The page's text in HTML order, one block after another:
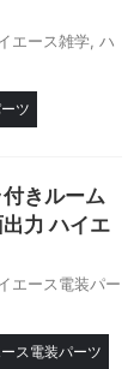
エース雑学, ハ
ツ
きルーム
力 ハイエ
エース電装パー
ス電装パーツ